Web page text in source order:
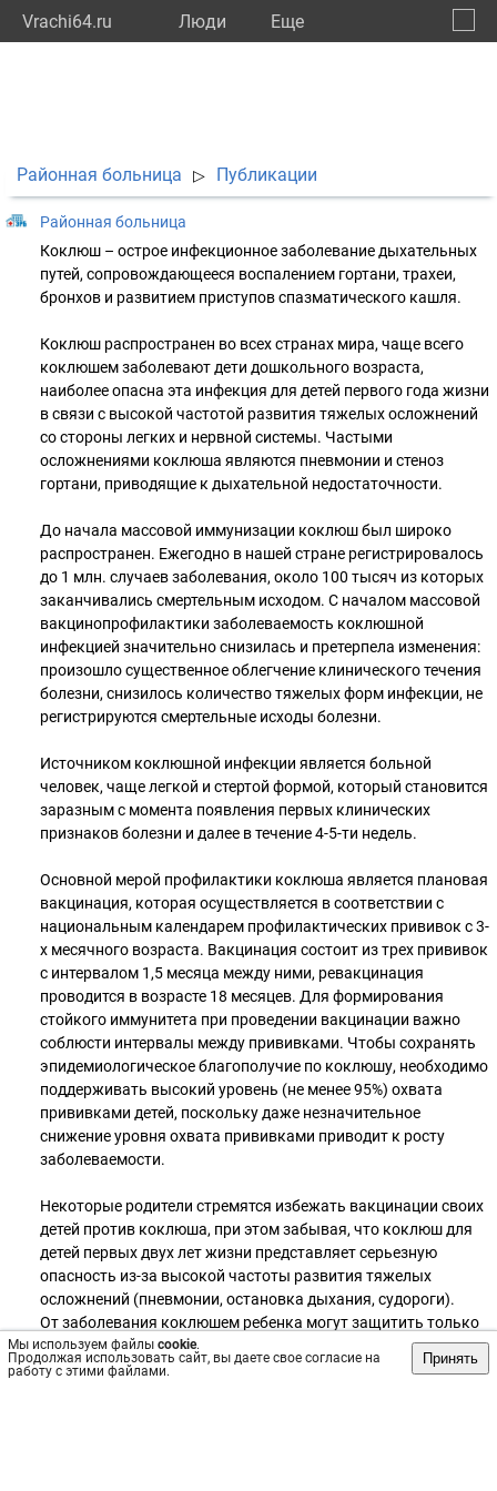
Vrachi64.ru Люди Eще
Мы используем файлы cookie.
Продолжая использовать сайт, вы даете свое согласие на
работу с этими файлами.
Принять
Районная больница ▷ Публикации
Районная больница
Коклюш – острое инфекционное заболевание дыхательных
путей, сопровождающееся воспалением гортани, трахеи,
бронхов и развитием приступов спазматического кашля.
Коклюш распространен во всех странах мира, чаще всего
коклюшем заболевают дети дошкольного возраста,
наиболее опасна эта инфекция для детей первого года жизни
в связи с высокой частотой развития тяжелых осложнений
со стороны легких и нервной системы. Частыми
осложнениями коклюша являются пневмонии и стеноз
гортани, приводящие к дыхательной недостаточности.
До начала массовой иммунизации коклюш был широко
распространен. Ежегодно в нашей стране регистрировалось
до 1 млн. случаев заболевания, около 100 тысяч из которых
заканчивались смертельным исходом. С началом массовой
вакцинопрофилактики заболеваемость коклюшной
инфекцией значительно снизилась и претерпела изменения:
произошло существенное облегчение клинического течения
болезни, снизилось количество тяжелых форм инфекции, не
регистрируются смертельные исходы болезни.
Источником коклюшной инфекции является больной
человек, чаще легкой и стертой формой, который становится
заразным с момента появления первых клинических
признаков болезни и далее в течение 4-5-ти недель.
Основной мерой профилактики коклюша является плановая
вакцинация, которая осуществляется в соответствии с
национальным календарем профилактических прививок с 3-
х месячного возраста. Вакцинация состоит из трех прививок
с интервалом 1,5 месяца между ними, ревакцинация
проводится в возрасте 18 месяцев. Для формирования
стойкого иммунитета при проведении вакцинации важно
соблюсти интервалы между прививками. Чтобы сохранять
эпидемиологическое благополучие по коклюшу, необходимо
поддерживать высокий уровень (не менее 95%) охвата
прививками детей, поскольку даже незначительное
снижение уровня охвата прививками приводит к росту
заболеваемости.
Некоторые родители стремятся избежать вакцинации своих
детей против коклюша, при этом забывая, что коклюш для
детей первых двух лет жизни представляет серьезную
опасность из-за высокой частоты развития тяжелых
осложнений (пневмонии, остановка дыхания, судороги).
От заболевания коклюшем ребенка могут защитить только
прививки, проведенные в оптимальные сроки. Не следует
откладывать начало вакцинации и без основания